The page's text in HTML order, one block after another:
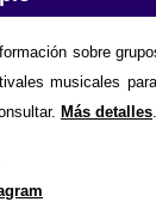
sobre
musicales
Más detalles.